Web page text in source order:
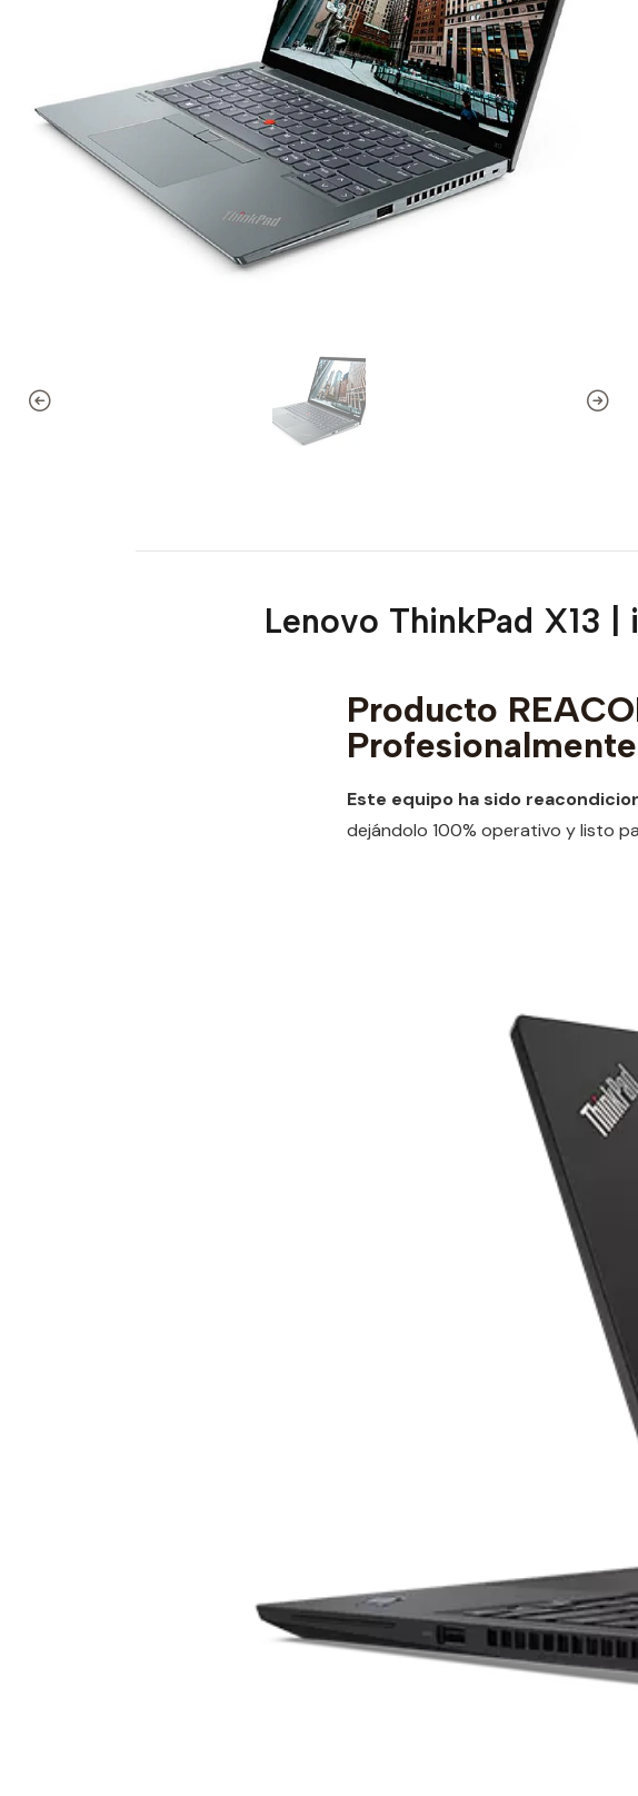
Lenovo ThinkPad X13 |
Producto
Este equipo ha sido
dejándolo 100% operativo y listo